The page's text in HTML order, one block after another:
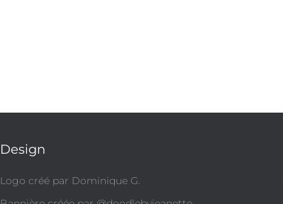
Design
Logo créé par Dominique G.